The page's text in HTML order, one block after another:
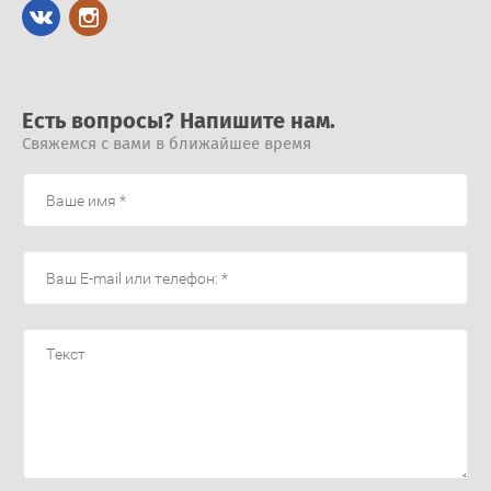
Есть вопросы? Напишите нам.
Свяжемся с вами в ближайшее время